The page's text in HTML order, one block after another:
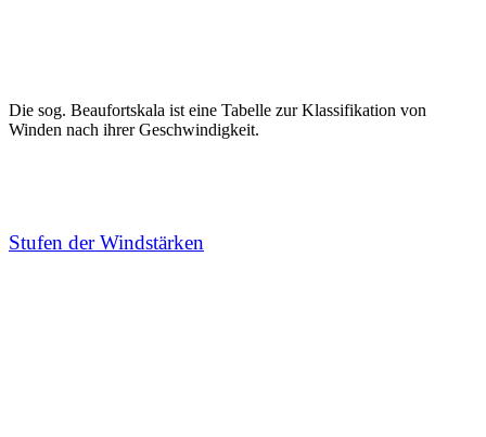
Die sog. Beaufortskala ist eine Tabelle zur Klassifikation von
Winden nach ihrer Geschwindigkeit.
Stufen der Windstärken